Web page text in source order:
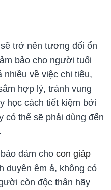
trở nên tương đối ổn
bảo cho người tuổi
nhiều về việc chi tiêu,
hợp lý, tránh vung
học cách tiết kiệm bởi
có thể sẽ phải dùng đến
đảm cho con giáp
duyên êm ả, không có
còn độc thân hãy